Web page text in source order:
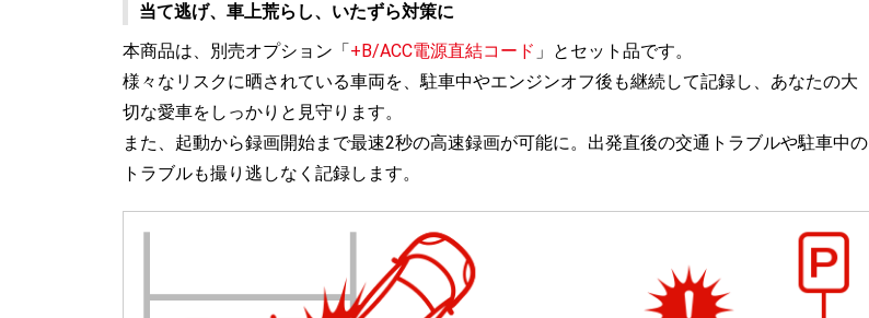
当て逃げ、車上荒らし、いたずら対策に
本商品は、別売オプション「+B/ACC電源直結コード 」とセット品です。
様々なリスクに晒されている車両を、駐車中やエンジンオフ後も継続して記録し、あなたの大
切な愛車をしっかりと見守ります。
また、起動から録画開始まで最速2秒の高速録画が可能に。出発直後の交通トラブルや駐車中の
トラブルも撮り逃しなく記録します。